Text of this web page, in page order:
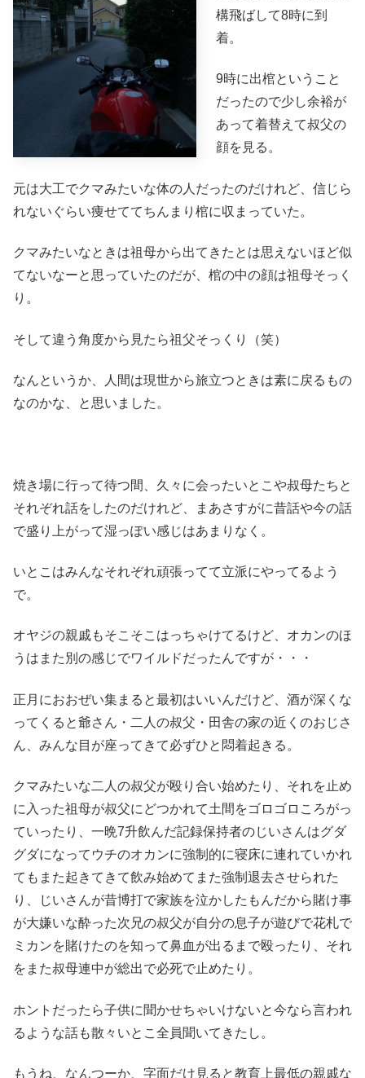
構飛ばして8時に到
着。
9時に出棺ということ
だったので少し余裕が
あって着替えて叔父の
顔を見る。
元は大工でクマみたいな体の人だったのだけれど、信じら
れないぐらい痩せててちんまり棺に収まっていた。
クマみたいなときは祖母から出てきたとは思えないほど似
てないなーと思っていたのだが、棺の中の顔は祖母そっく
り。
そして違う角度から見たら祖父そっくり（笑）
なんというか、人間は現世から旅立つときは素に戻るもの
なのかな、と思いました。
焼き場に行って待つ間、久々に会ったいとこや叔母たちと
それぞれ話をしたのだけれど、まあさすがに昔話や今の話
で盛り上がって湿っぽい感じはあまりなく。
いとこはみんなそれぞれ頑張ってて立派にやってるよう
で。
オヤジの親戚もそこそこはっちゃけてるけど、オカンのほ
うはまた別の感じでワイルドだったんですが・・・
正月におおぜい集まると最初はいいんだけど、酒が深くな
ってくると爺さん・二人の叔父・田舎の家の近くのおじさ
ん、みんな目が座ってきて必ずひと悶着起きる。
クマみたいな二人の叔父が殴り合い始めたり、それを止め
に入った祖母が叔父にどつかれて土間をゴロゴロころがっ
ていったり、一晩7升飲んだ記録保持者のじいさんはグダ
グダになってウチのオカンに強制的に寝床に連れていかれ
てもまた起きてきて飲み始めてまた強制退去させられた
り、じいさんが昔博打で家族を泣かしたもんだから賭け事
が大嫌いな酔った次兄の叔父が自分の息子が遊びで花札で
ミカンを賭けたのを知って鼻血が出るまで殴ったり、それ
をまた叔母連中が総出で必死で止めたり。
ホントだったら子供に聞かせちゃいけないと今なら言われ
るような話も散々いとこ全員聞いてきたし。
もうね、なんつーか、字面だけ見ると教育上最低の親戚な